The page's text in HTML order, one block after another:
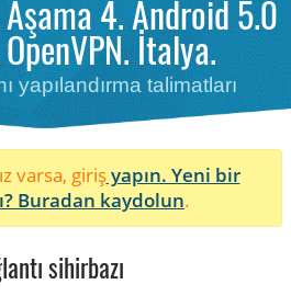
4. Android 5.0
İtalya.
yapılandırma talimatları
varsa, girişyapın. Yeni bir
Buradan kaydolun.
sihirbazı